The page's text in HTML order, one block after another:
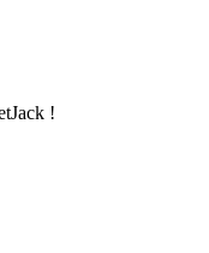
!